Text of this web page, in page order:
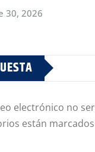
30, 2026
electrónico no
están